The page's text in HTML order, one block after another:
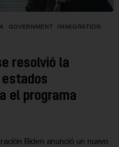
GOVERNMENT
IMMIGRATION
resolvió la
estados
el programa
Biden anunció un nuevo